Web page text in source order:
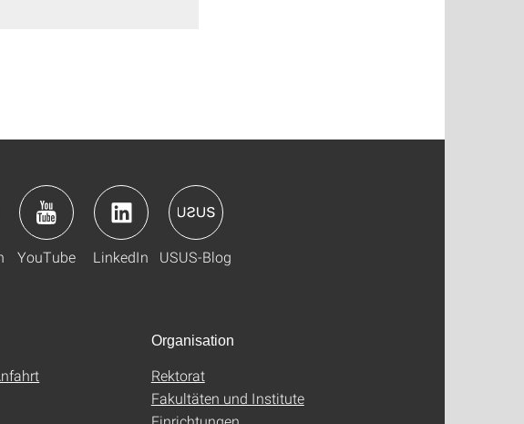
YouTube LinkedIn USUS-Blog
Organisation
Rektorat
Fakultäten und Institute